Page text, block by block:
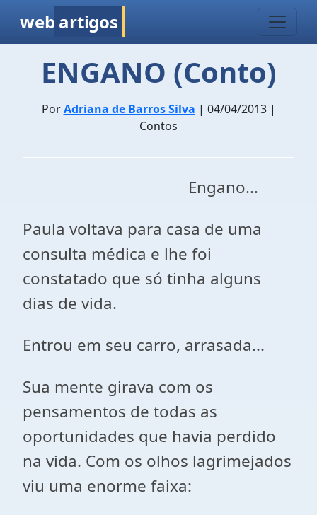
web artigos
ENGANO (Conto)
PorAdriana de Barros Silva | 04/04/2013 |
Contos
Engano...
Paula voltava para casa de uma
consulta médica e lhe foi
constatado que só tinha alguns
dias de vida.
Entrou em seu carro, arrasada...
Sua mente girava com os
pensamentos de todas as
oportunidades que havia perdido
na vida. Com os olhos lagrimejados
viu uma enorme faixa: